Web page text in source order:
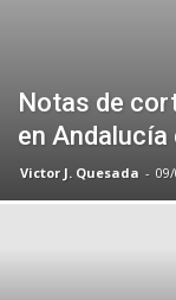
Notas de
en
Victor J. Quesada -